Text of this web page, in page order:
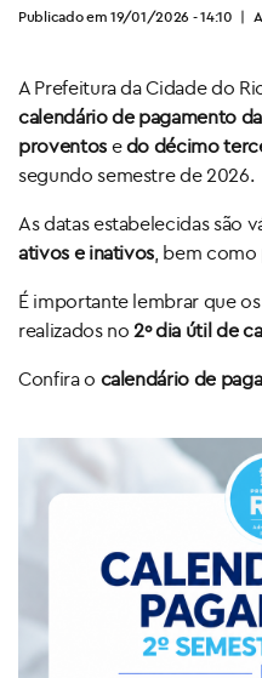
Publicado em 19/01/2026 - 14:10 |
A Prefeitura da Cidade do
calendário de pagamento
proventosedo décimo
segundo semestre de 2026.
As datas estabelecidas são
ativos e inativos, bem como
É importante lembrar que
realizados no2º dia útil de
Confira o calendário de